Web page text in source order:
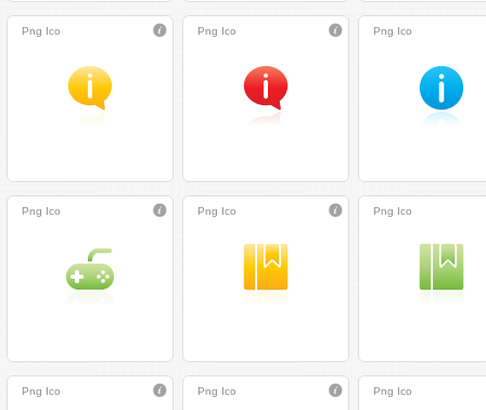
Png Ico Png Ico Png Ico
Png Ico Png Ico Png Ico
Png Ico Png Ico Png Ico